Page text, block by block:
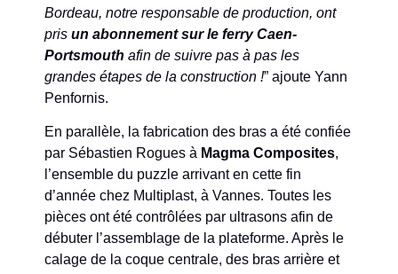
Bordeau, notre responsable de production, ont
pris un abonnement sur le ferry Caen-
Portsmouth afin de suivre pas à pas les
grandes étapes de la construction !” ajoute Yann
Penfornis.
En parallèle, la fabrication des bras a été confiée
par Sébastien Rogues à Magma Composites,
l’ensemble du puzzle arrivant en cette fin
d’année chez Multiplast, à Vannes. Toutes les
pièces ont été contrôlées par ultrasons afin de
débuter l’assemblage de la plateforme. Après le
calage de la coque centrale, des bras arrière et